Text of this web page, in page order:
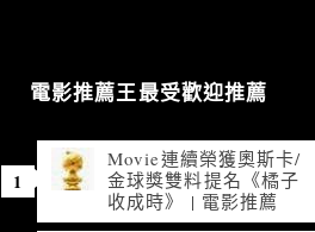
電影推薦王最受歡迎推薦
Movie連續榮獲奧斯卡/
金球獎雙料提名《橘子
收成時》 | 電影推薦